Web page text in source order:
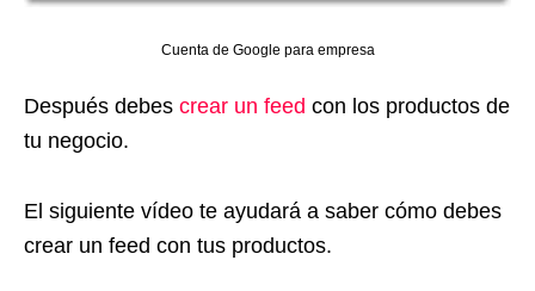
Cuenta de Google para empresa
Después debes crear un feed con los productos de
tu negocio.
El siguiente vídeo te ayudará a saber cómo debes
crear un feed con tus productos.